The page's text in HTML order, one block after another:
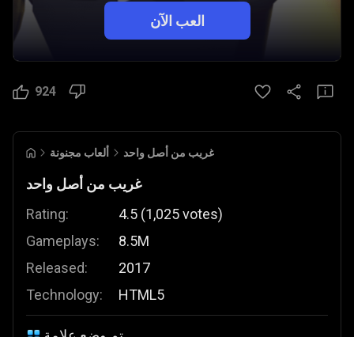
العب الآن
924
ألعاب مجنونة غريب من أصل واحد
غريب من أصل واحد
Rating:
Gameplays:
Released:
Technology:
4.5 (1,025votes)
8.5M
2017
HTML5